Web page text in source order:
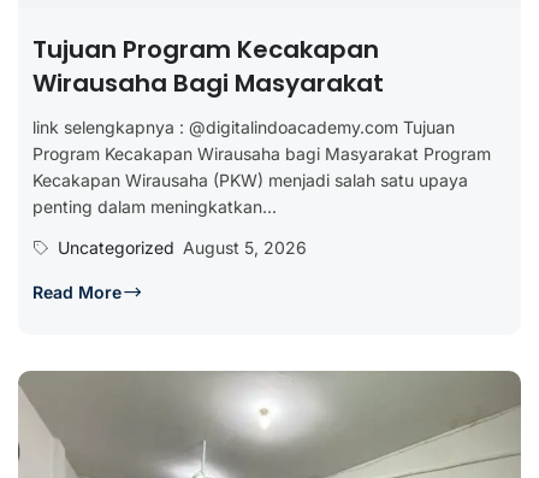
Tujuan Program Kecakapan
Wirausaha Bagi Masyarakat
link selengkapnya : @digitalindoacademy.com Tujuan
Program Kecakapan Wirausaha bagi Masyarakat Program
Kecakapan Wirausaha (PKW) menjadi salah satu upaya
penting dalam meningkatkan...
Uncategorized August 5, 2026
Read More